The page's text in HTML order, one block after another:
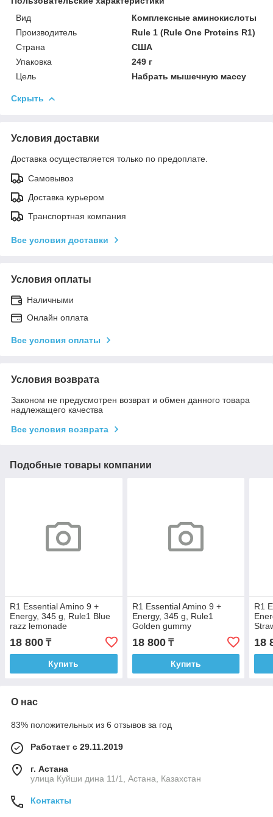
Вид
Комплексные аминокислоты
Производитель
Rule 1 (Rule One Proteins R1)
Страна
США
Упаковка
249 г
Цель
Набрать мышечную массу
Скрыть
Условия доставки
Доставка осуществляется только по предоплате.
Самовывоз
Доставка курьером
Транспортная компания
Все условия доставки
Условия оплаты
Наличными
Онлайн оплата
Все условия оплаты
Условия возврата
Законом не предусмотрен возврат и обмен данного товара
надлежащего качества
Все условия возврата
Подобные товары компании
R1 Essential Amino 9 +
Energy, 345 g, Rule1 Blue
razz lemonade
18 800 ₸
Купить
R1 Essential Amino 9 +
Energy, 345 g, Rule1
Golden gummy
18 800₸
Купить
R1
18
О нас
83% положительных из 6 отзывов за год
Работает с 29.11.2019
г. Астана
улица Куйши дина 11/1, Астана, Казахстан
Контакты